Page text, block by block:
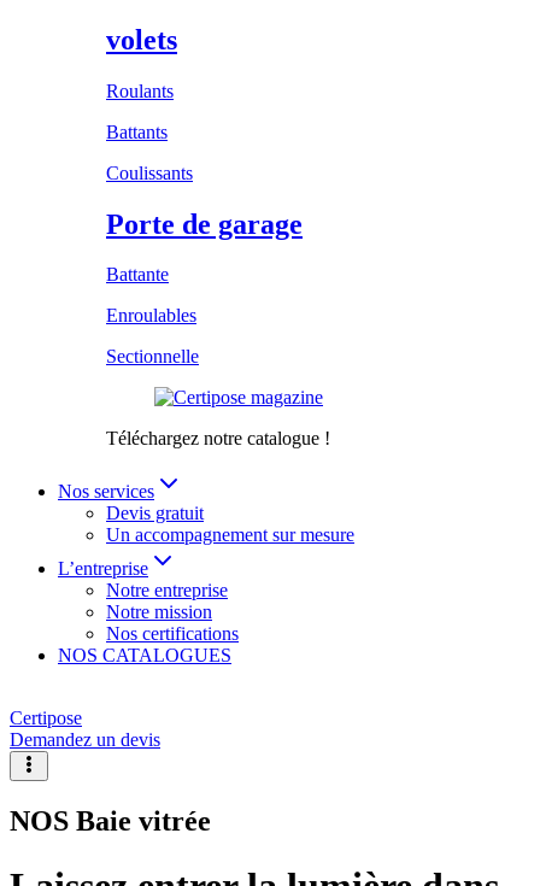
volets
Roulants
Battants
Coulissants
Porte de garage
Battante
Enroulables
Sectionnelle
Téléchargez notre catalogue !
Nos services
Devis gratuit
Un accompagnement sur mesure
L’entreprise
Notre entreprise
Notre mission
Nos certifications
NOS CATALOGUES
Certipose
Demandez un devis
NOS Baie vitrée